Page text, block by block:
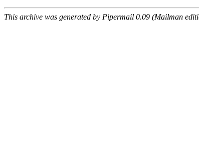
This archive was generated by Pipermail 0.09 (Mailman